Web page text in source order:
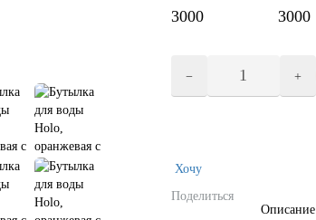
3000 3000
Хочу
Поделиться
Описание